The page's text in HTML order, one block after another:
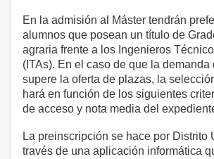
En la admisión al Máster tendrán
alumnos que posean un título de
agraria frente a los Ingenieros
(ITAs). En el caso de que la demanda
supere la oferta de plazas, la
hará en función de los siguientes
de acceso y nota media del
La preinscripción se hace por Distrito
través de una aplicación informática